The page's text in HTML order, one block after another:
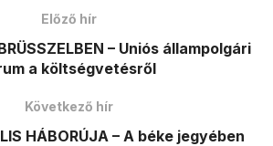
Előző hír
– Uniós állampolgári
a költségvetésről
Következő hír
HÁBORÚJA – A béke jegyében